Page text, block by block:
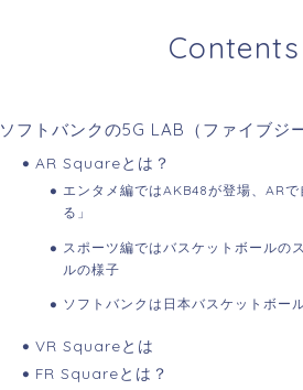
Contents
ソフトバンクの5G LAB（ファイブジ
AR Squareとは？
エンタメ編ではAKB48が登場、AR
る」
スポーツ編ではバスケットボールの
ルの様子
ソフトバンクは日本バスケットボー
VR Squareとは
FR Squareとは？